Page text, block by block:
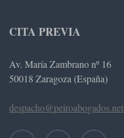
CITA PREVIA
Av. María Zambrano nº 16
50018 Zaragoza (España)
despacho@peiroabogados.net